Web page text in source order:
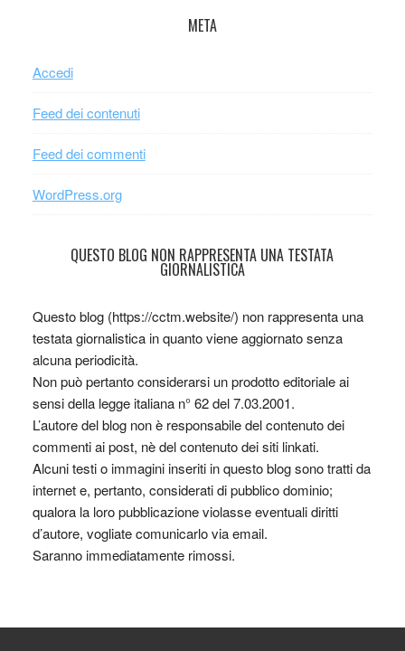
META
Accedi
Feed dei contenuti
Feed dei commenti
WordPress.org
QUESTO BLOG NON RAPPRESENTA UNA TESTATA
GIORNALISTICA
Questo blog (https://cctm.website/) non rappresenta una
testata giornalistica in quanto viene aggiornato senza
alcuna periodicità.
Non può pertanto considerarsi un prodotto editoriale ai
sensi della legge italiana n° 62 del 7.03.2001.
L’autore del blog non è responsabile del contenuto dei
commenti ai post, nè del contenuto dei siti linkati.
Alcuni testi o immagini inseriti in questo blog sono tratti da
internet e, pertanto, considerati di pubblico dominio;
qualora la loro pubblicazione violasse eventuali diritti
d’autore, vogliate comunicarlo via email.
Saranno immediatamente rimossi.